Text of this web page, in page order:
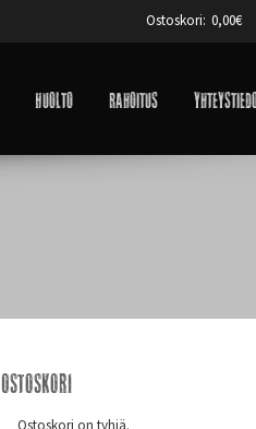
Ostoskori: 0,00€
Huolto Rahoitus
Ostoskori
Ostoskori on tyhjä.